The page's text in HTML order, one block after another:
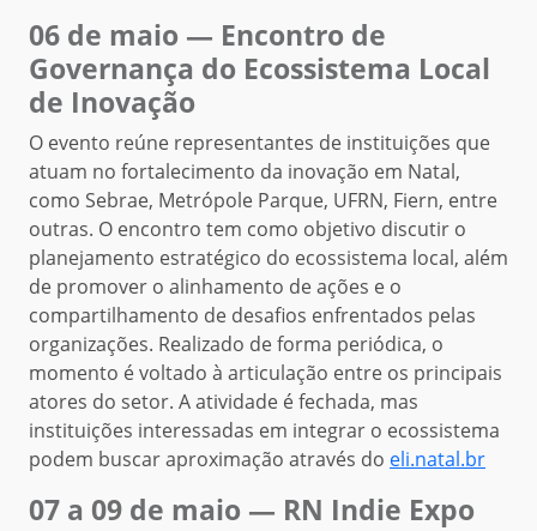
06 de maio — Encontro de
Governança do Ecossistema Local
de Inovação
O evento reúne representantes de instituições que
atuam no fortalecimento da inovação em Natal,
como Sebrae, Metrópole Parque, UFRN, Fiern, entre
outras. O encontro tem como objetivo discutir o
planejamento estratégico do ecossistema local, além
de promover o alinhamento de ações e o
compartilhamento de desafios enfrentados pelas
organizações. Realizado de forma periódica, o
momento é voltado à articulação entre os principais
atores do setor. A atividade é fechada, mas
instituições interessadas em integrar o ecossistema
podem buscar aproximação através do eli.natal.br
07 a 09 de maio — RN Indie Expo